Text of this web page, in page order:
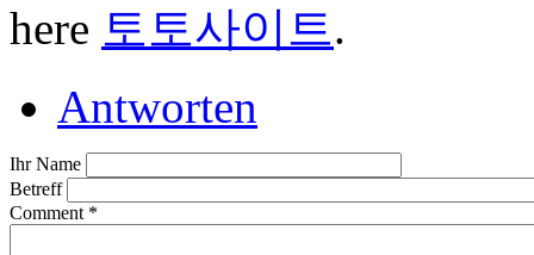
here 토토사이트.
Antworten
Ihr Name
Betreff
Comment *